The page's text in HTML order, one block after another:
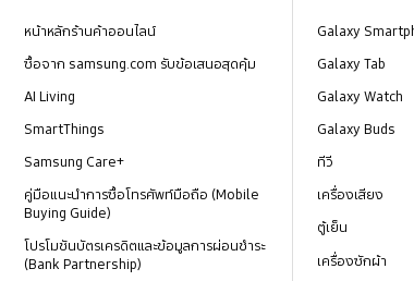
หน้าหลักร้านค้าออนไลน์
ซื้อจาก samsung.com รับข้อเสนอสุดคุ้ม
AI Living
SmartThings
Samsung Care+
คู่มือแนะนำการซื้อโทรศัพท์มือถือ (Mobile
Buying Guide)
โปรโมชันบัตรเครดิตและข้อมูลการผ่อนชำระ
(Bank Partnership)
Galaxy
Galaxy Tab
Galaxy Watch
Galaxy Buds
ทีวี
เครื่องเสียง
ตู้เย็น
เครื่องซักผ้า